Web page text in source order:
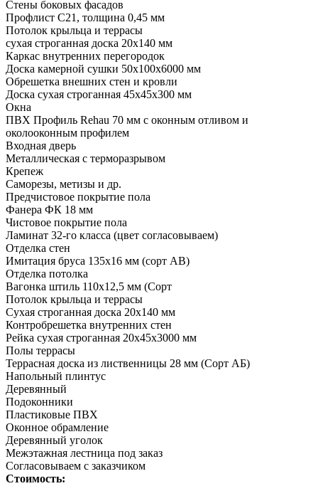
Стены боковых фасадов
Профлист С21, толщина 0,45 мм
Потолок крыльца и террасы
сухая строганная доска 20х140 мм
Каркас внутренних перегородок
Доска камерной сушки 50х100х6000 мм
Обрешетка внешних стен и кровли
Доска сухая строганная 45х45х300 мм
Окна
ПВХ Профиль Rehau 70 мм с оконным отливом и
околооконным профилем
Входная дверь
Металлическая с терморазрывом
Крепеж
Саморезы, метизы и др.
Предчистовое покрытие пола
Фанера ФК 18 мм
Чистовое покрытие пола
Ламинат 32-го класса (цвет согласовываем)
Отделка стен
Имитация бруса 135х16 мм (сорт АВ)
Отделка потолка
Вагонка штиль 110х12,5 мм (Сорт
Потолок крыльца и террасы
Сухая строганная доска 20х140 мм
Контробрешетка внутренних стен
Рейка сухая строганная 20х45х3000 мм
Полы террасы
Террасная доска из лиственницы 28 мм (Сорт АБ)
Напольный плинтус
Деревянный
Подоконники
Пластиковые ПВХ
Оконное обрамление
Деревянный уголок
Межэтажная лестница под заказ
Согласовываем с заказчиком
Стоимость: